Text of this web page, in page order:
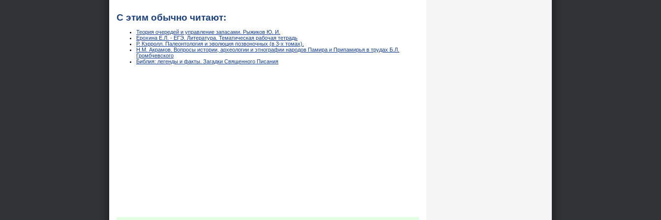
С этим обычно читают:
Теория очередей и управление запасами. Рыжиков Ю. И.
Ерохина Е.Л. - ЕГЭ. Литература. Тематическая рабочая тетрадь
Р. Кэрролл. Палеонтология и эволюция позвоночных (в 3-х томах).
Н.М. Акрамов. Вопросы истории, археологии и этнографии народов Памира и Припамирья в трудах Б.Л.
Громбчевского
Библия: легенды и факты. Загадки Священного Писания